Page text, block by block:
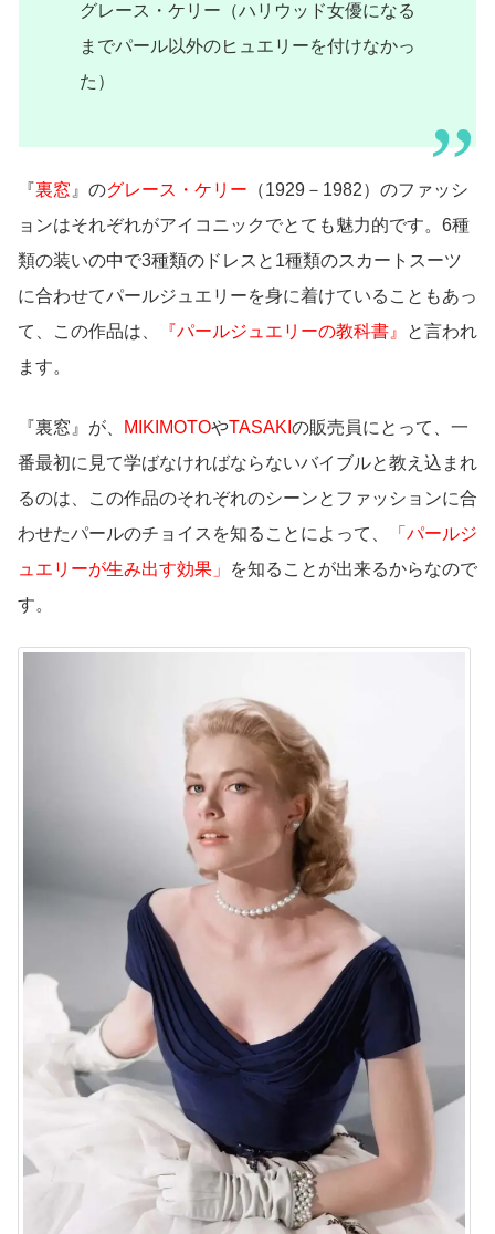
グレース・ケリー（ハリウッド女優になる
までパール以外のヒュエリーを付けなかっ
た）
『裏窓 』のグレース・ケリー （1929－1982）のファッシ
ョンはそれぞれがアイコニックでとても魅力的です。6種
類の装いの中で3種類のドレスと1種類のスカートスーツ
に合わせてパールジュエリーを身に着けていることもあっ
て、この作品は、
『パールジュエリーの教科書』
と言われ
ます。
『裏窓』が、 MIKIMOTOやTASAKI の販売員にとって、一
番最初に見て学ばなければならないバイブルと教え込まれ
るのは、この作品のそれぞれのシーンとファッションに合
わせたパールのチョイスを知ることによって、
「パールジ
ュエリーが生み出す効果」
を知ることが出来るからなので
す。